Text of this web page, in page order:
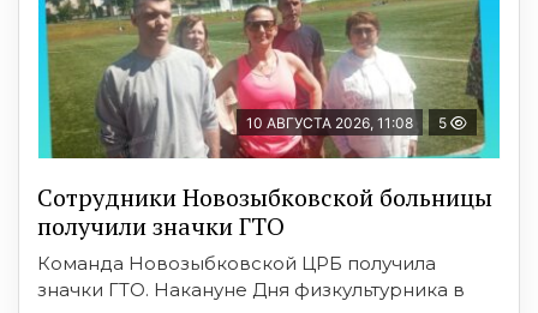
10 АВГУСТА 2026, 11:08 5
Сотрудники Новозыбковской больницы
получили значки ГТО
Команда Новозыбковской ЦРБ получила
значки ГТО. Накануне Дня физкультурника в